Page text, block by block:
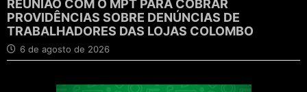
REUNIÃO COM O MPT PARA COBRAR
PROVIDÊNCIAS SOBRE DENÚNCIAS DE
TRABALHADORES DAS LOJAS COLOMBO
6 de agosto de 2026